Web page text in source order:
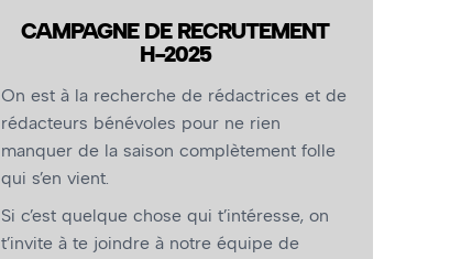
CAMPAGNE DE RECRUTEMENT
H-2025
On est à la recherche de rédactrices et de
rédacteurs bénévoles pour ne rien
manquer de la saison complètement folle
qui s’en vient.
Si c’est quelque chose qui t’intéresse, on
t’invite à te joindre à notre équipe de